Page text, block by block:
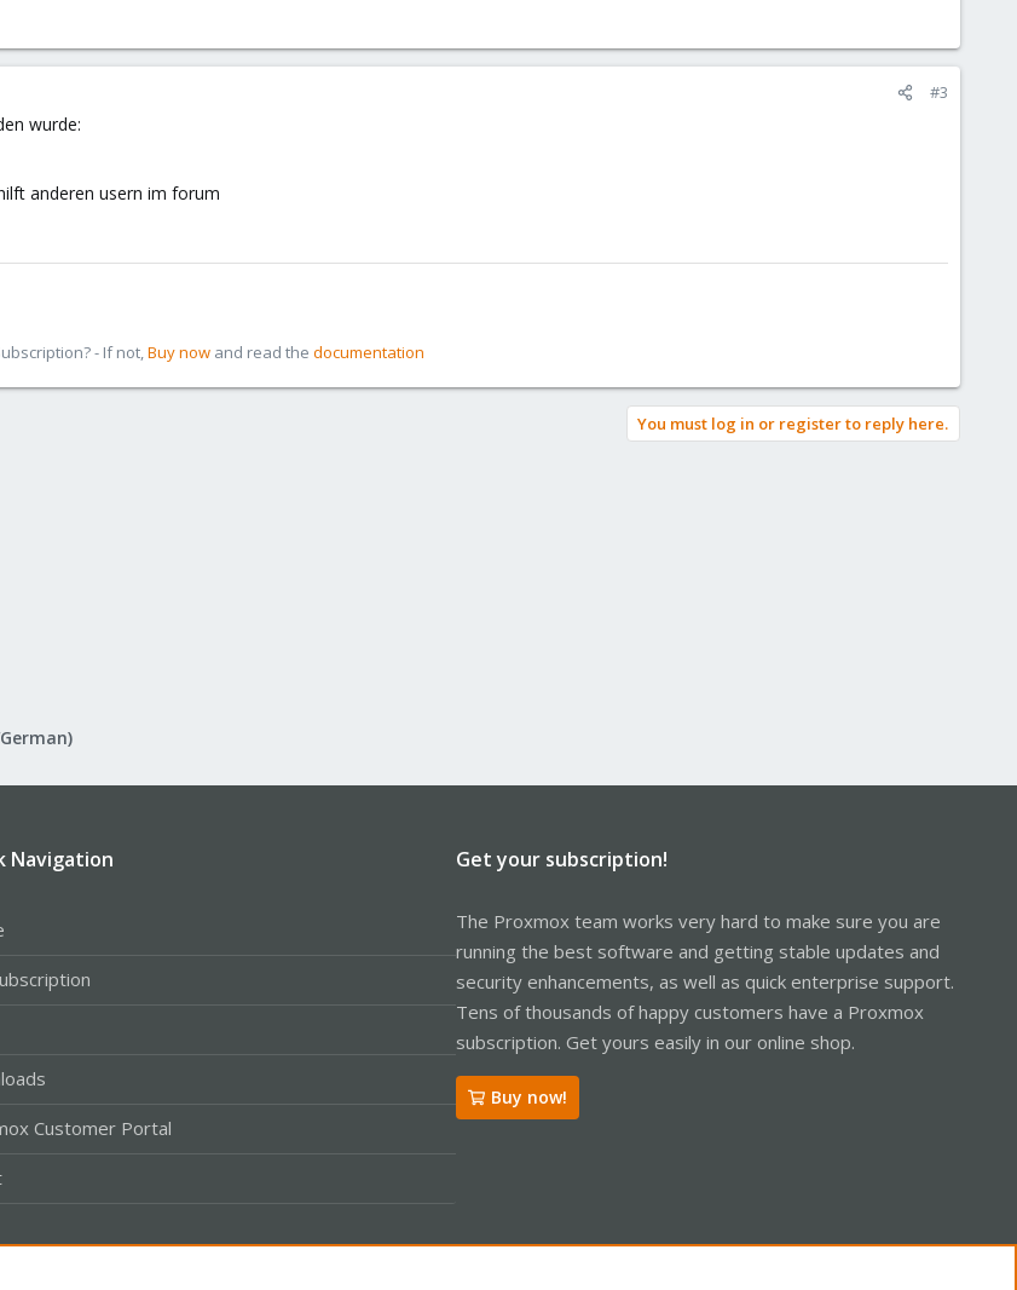
#3
wurde:
anderen usern im forum
- If not,Buy now and read the documentation
You must log in or register to reply here.
Navigation
Customer Portal
Get your subscription!
The Proxmox team works very hard to make sure you are
running the best software and getting stable updates and
security enhancements, as well as quick enterprise support.
Tens of thousands of happy customers have a Proxmox
subscription. Get yours easily in our online shop.
Buy now!